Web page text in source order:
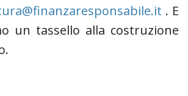
. E
un tassello alla costruzione